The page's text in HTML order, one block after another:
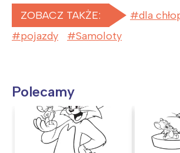
ZOBACZ TAKŻE:
dla
pojazdy
Samoloty
Polecamy